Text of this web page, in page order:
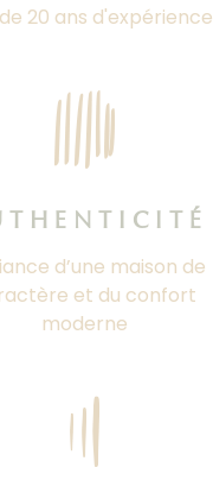
20 ans d'expérience
d’une maison de
et du confort
moderne